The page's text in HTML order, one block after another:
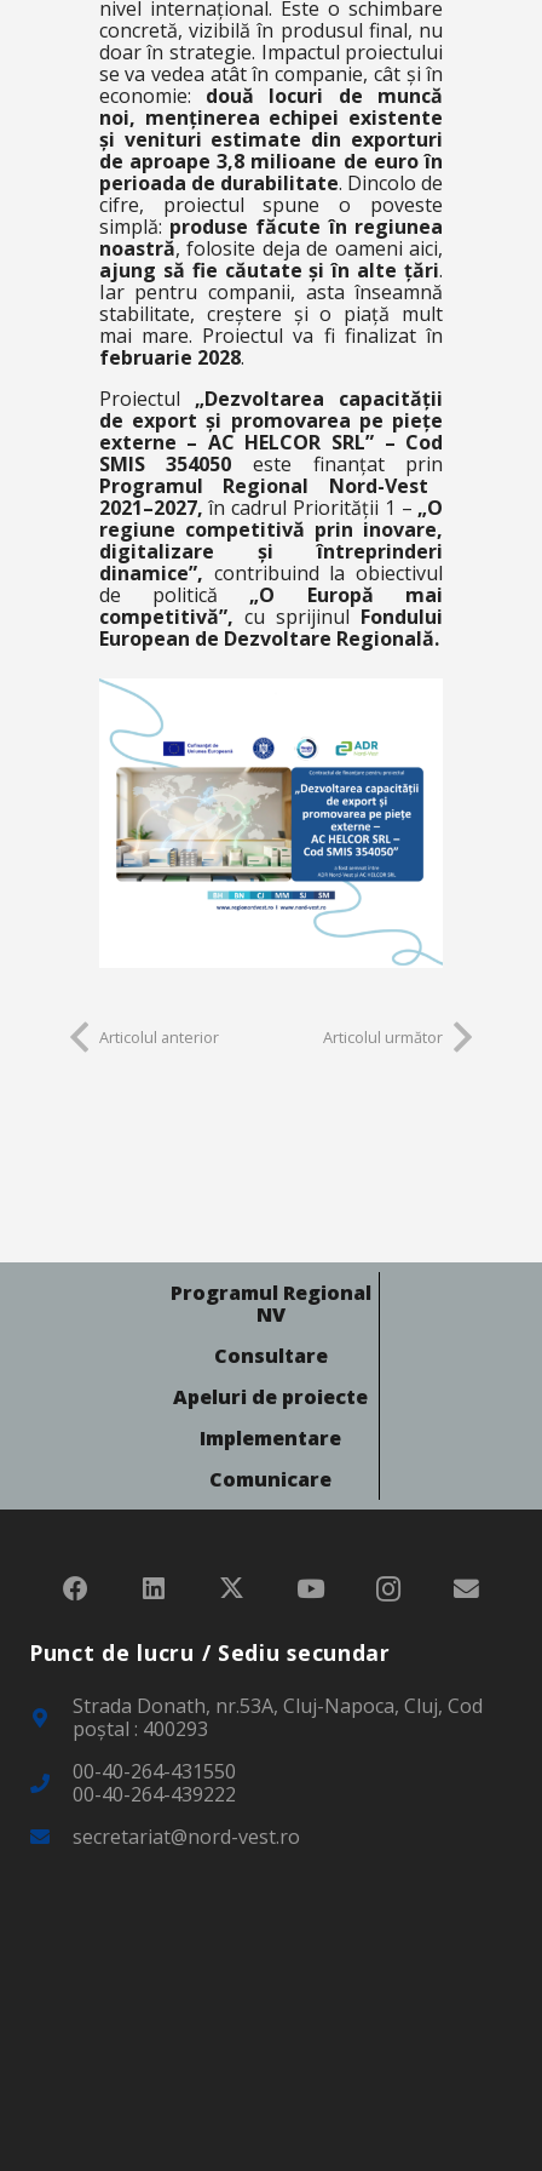
nivel internațional. Este o schimbare
concretă, vizibilă în produsul final, nu
doar în strategie. Impactul proiectului
se va vedea atât în companie, cât și în
economie: două locuri de muncă
noi, menținerea echipei existente
și venituri estimate din exporturi
de aproape 3,8 milioane de euro în
perioada de durabilitate. Dincolo de
cifre, proiectul spune o poveste
simplă: produse făcute în regiunea
noastră, folosite deja de oameni aici,
ajung să fie căutate și în alte țări.
Iar pentru companii, asta înseamnă
stabilitate, creștere și o piață mult
mai mare. Proiectul va fi finalizat în
februarie 2028.
Proiectul „Dezvoltarea capacității
de export și promovarea pe piețe
externe – AC HELCOR SRL” – Cod
SMIS 354050 este finanțat prin
Programul Regional Nord-Vest
2021–2027,în cadrul Priorității 1 – „O
regiune competitivă prin inovare,
digitalizare și întreprinderi
dinamice”, contribuind la obiectivul
de politică „O Europă mai
competitivă”, cu sprijinul Fondului
European de Dezvoltare Regională.
Articolul anterior Articolul următor
Programul Regional
NV
Consultare
Apeluri de proiecte
Implementare
Comunicare
Punct de lucru / Sediu secundar
Strada Donath, nr.53A, Cluj-Napoca, Cluj, Cod
poştal : 400293
00-40-264-431550
00-40-264-439222
secretariat@nord-vest.ro